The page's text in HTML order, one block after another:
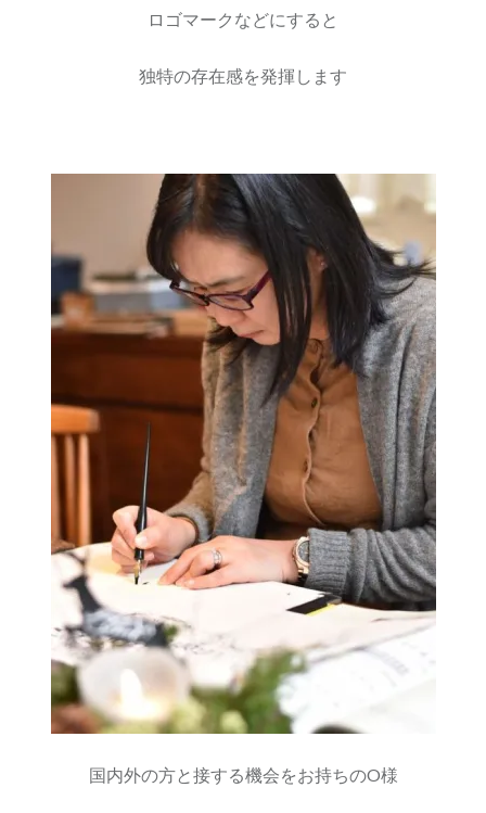
ロゴマークなどにすると
独特の存在感を発揮します
国内外の方と接する機会をお持ちのO様